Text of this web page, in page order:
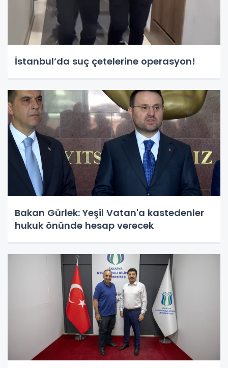
İstanbul’da suç çetelerine operasyon!
Bakan Gürlek: Yeşil Vatan'a kastedenler
hukuk önünde hesap verecek